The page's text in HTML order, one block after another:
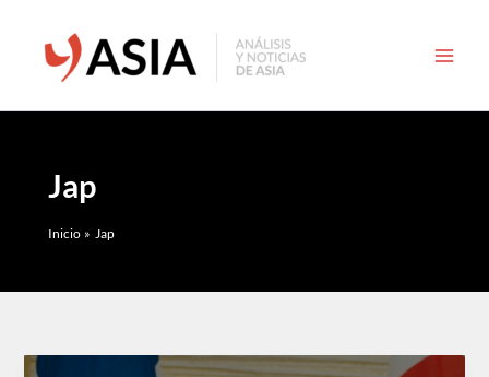
contenido
Jap
Inicio Jap